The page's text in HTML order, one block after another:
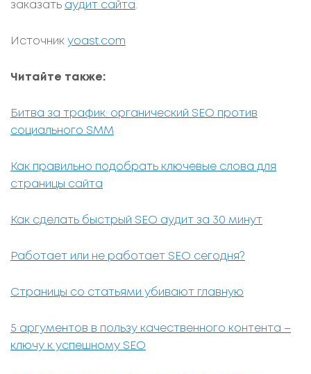
заказать аудит сайта
Источник yoast.com
Читайте также:
Битва за трафик: органический SEO против
социального SMM
Как правильно подобрать ключевые слова для
страницы сайта
Как сделать быстрый SEO аудит за 30 минут
Работает или не работает SEO сегодня?
Страницы со статьями убивают главную
5 аргументов в пользу качественного контента –
ключу к успешному SEO